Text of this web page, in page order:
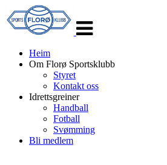
navigasjon
Heim
Om Florø Sportsklubb
Styret
Kontakt oss
Idrettsgreiner
Handball
Fotball
Svømming
Bli medlem